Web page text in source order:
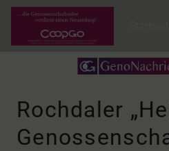
Rochdaler